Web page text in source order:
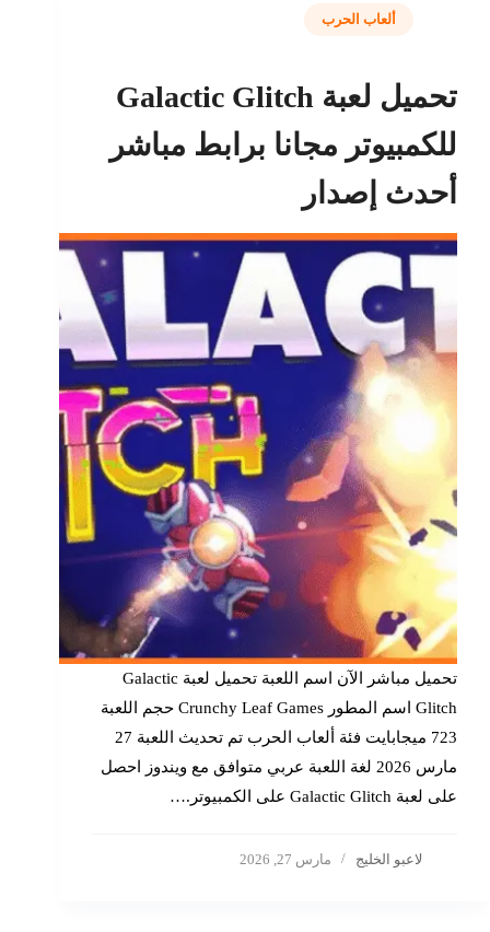
ألعاب الحرب
تحميل لعبة Galactic Glitch
للكمبيوتر مجانا برابط مباشر
أحدث إصدار
تحميل مباشر الآن اسم اللعبة تحميل لعبة Galactic
Glitch اسم المطور Crunchy Leaf Games حجم اللعبة
723 ميجابايت فئة ألعاب الحرب تم تحديث اللعبة 27
مارس 2026 لغة اللعبة عربي متوافق مع ويندوز احصل
على لعبة Galactic Glitch على الكمبيوتر.…
لاعبو الخليج مارس 27, 2026